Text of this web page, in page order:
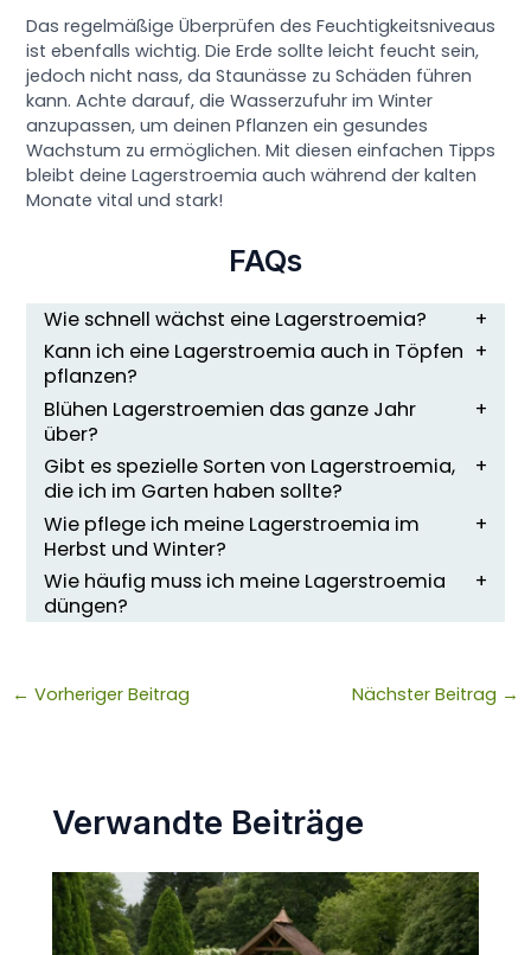
Das regelmäßige Überprüfen des Feuchtigkeitsniveaus
ist ebenfalls wichtig. Die Erde sollte leicht feucht sein,
jedoch nicht nass, da Staunässe zu Schäden führen
kann. Achte darauf, die Wasserzufuhr im Winter
anzupassen, um deinen Pflanzen ein gesundes
Wachstum zu ermöglichen. Mit diesen einfachen Tipps
bleibt deine Lagerstroemia auch während der kalten
Monate vital und stark!
FAQs
Wie schnell wächst eine Lagerstroemia?
Kann ich eine Lagerstroemia auch in Töpfen
pflanzen?
Blühen Lagerstroemien das ganze Jahr
über?
Gibt es spezielle Sorten von Lagerstroemia,
die ich im Garten haben sollte?
Wie pflege ich meine Lagerstroemia im
Herbst und Winter?
Wie häufig muss ich meine Lagerstroemia
düngen?
← Vorheriger Beitrag Nächster Beitrag →
Verwandte Beiträge